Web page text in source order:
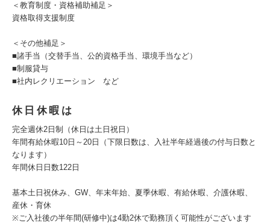
＜教育制度・資格補助補足＞
資格取得支援制度
＜その他補足＞
■諸手当（交替手当、公的資格手当、環境手当など）
■制服貸与
■社内レクリエーション など
休日休暇は
完全週休2日制（休日は土日祝日）
年間有給休暇10日～20日（下限日数は、入社半年経過後の付与日数と
なります）
年間休日日数122日
基本土日祝休み、GW、年末年始、夏季休暇、有給休暇、介護休暇、
産休・育休
※ご入社後の半年間(研修中)は4勤2休で勤務頂く可能性がございます